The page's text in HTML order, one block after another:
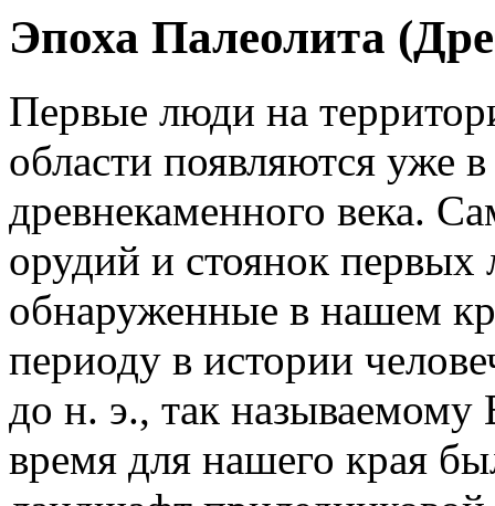
Эпоха Палеолита
Первые люди на
области появляются уже
древнекаменного века.
орудий и стоянок
обнаруженные в нашем
периоду в истории
до н. э., так
время для нашего края